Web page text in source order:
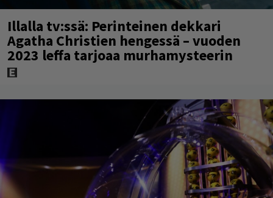
Illalla tv:ssä: Perinteinen dekkari
Agatha Christien hengessä – vuoden
2023 leffa tarjoaa murhamysteerin